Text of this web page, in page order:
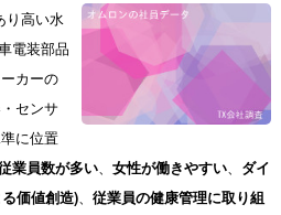
り高い水
電装部品
カーの
センサ
に位置
業員数が多い、 女性が働きやすい、 ダイ
価値創造)、 従業員の健康管理に取り組